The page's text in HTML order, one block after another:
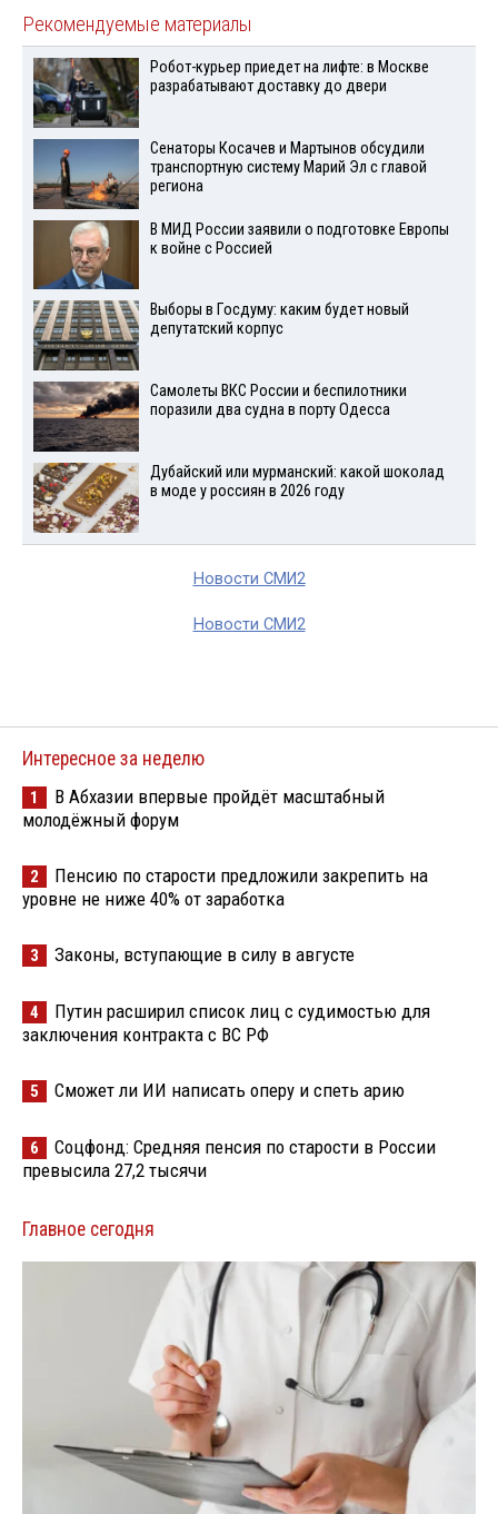
Рекомендуемые материалы
Робот-курьер приедет на лифте: в Москве
разрабатывают доставку до двери
Сенаторы Косачев и Мартынов обсудили
транспортную систему Марий Эл с главой
региона
В МИД России заявили о подготовке Европы
к войне с Россией
Выборы в Госдуму: каким будет новый
депутатский корпус
Самолеты ВКС России и беспилотники
поразили два судна в порту Одесса
Дубайский или мурманский: какой шоколад
в моде у россиян в 2026 году
Новости СМИ2
Новости СМИ2
Интересное за неделю
1
В Абхазии впервые пройдёт масштабный
молодёжный форум
2
Пенсию по старости предложили закрепить на
уровне не ниже 40% от заработка
3 Законы, вступающие в силу в августе
4
Путин расширил список лиц с судимостью для
заключения контракта с ВС РФ
5 Сможет ли ИИ написать оперу и спеть арию
6
Соцфонд: Средняя пенсия по старости в России
превысила 27,2 тысячи
Главное сегодня